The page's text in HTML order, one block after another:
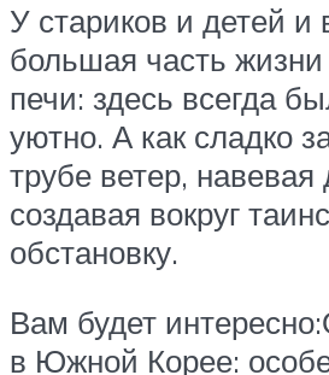
У стариков и детей и
большая часть
печи: здесь всегда
уютно. А как сладко
трубе ветер, навевая
создавая вокруг
обстановку.
Вам будет
в Южной Корее: